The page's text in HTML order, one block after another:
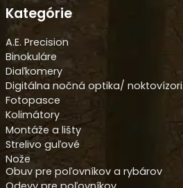
Kategórie
A.E. Precision
Binokuláre
Diaľkomery
Digitálna nočná optika/ noktovízori
Fotopasce
Kolimátory
Montáže a lišty
Strelivo guľové
Nože
Obuv pre poľovníkov a rybárov